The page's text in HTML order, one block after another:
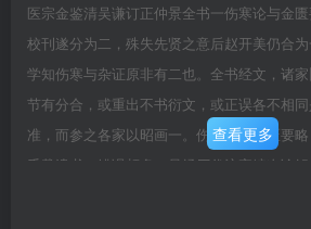
医宗金鉴清吴谦订正仲景全书一伤寒论与金
校刊遂分为二，殊失先贤之意后赵开美仍合
学知伤寒与杂证原非有二也。全书经文，诸
节有分合，或重出不书衍文，或正误各不相
准，而参之各家以昭画一。伤寒论，金匮要
千载遗书，错误颇多，虽经历代注家编次诠
查看更多